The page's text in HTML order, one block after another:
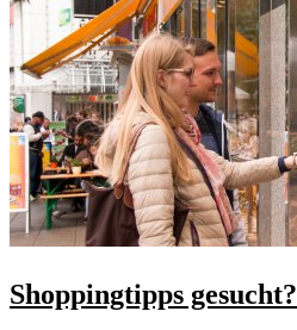
Shoppingtipps gesucht?